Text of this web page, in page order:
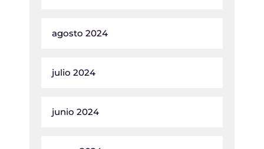
agosto 2024
julio 2024
junio 2024